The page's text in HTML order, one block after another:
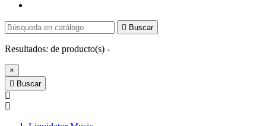
 Buscar
Resultados: de producto(s) -
×
 Buscar